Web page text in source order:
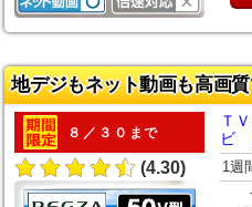
地デジもネット動画も高画
８／３０まで
(4.30)
Ｔ
ビ
1週